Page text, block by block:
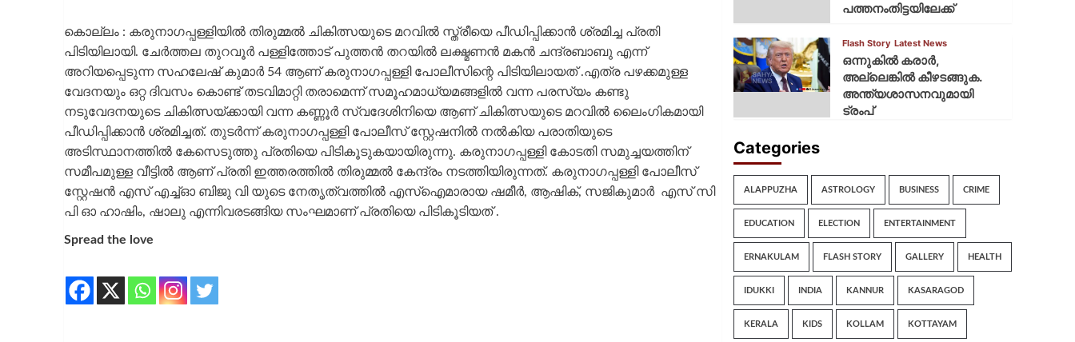
കൊല്ലം : കരുനാഗപ്പള്ളിയിൽ തിരുമ്മൽ ചികിത്സയുടെ മറവിൽ സ്ത്രീയെ പീഡിപ്പിക്കാൻ ശ്രമിച്ച പ്രതി
പിടിയിലായി. ചേർത്തല തുറവൂർ പള്ളിത്തോട് പുത്തൻ തറയിൽ ലക്ഷ്മണൻ മകൻ ചന്ദ്രബാബു എന്ന്
അറിയപ്പെടുന്ന സഹലേഷ് കുമാർ 54 ആണ് കരുനാഗപ്പള്ളി പോലീസിന്റെ പിടിയിലായത് .എത്ര പഴക്കമുള്ള
വേദനയും ഒറ്റ ദിവസം കൊണ്ട് തടവിമാറ്റി തരാമെന്ന് സമൂഹമാധ്യമങ്ങളിൽ വന്ന പരസ്യം കണ്ടു
നടുവേദനയുടെ ചികിത്സയ്ക്കായി വന്ന കണ്ണൂർ സ്വദേശിനിയെ ആണ് ചികിത്സയുടെ മറവിൽ ലൈംഗികമായി
പീഡിപ്പിക്കാൻ ശ്രമിച്ചത്. തുടർന്ന് കരുനാഗപ്പള്ളി പോലീസ് സ്റ്റേഷനിൽ നൽകിയ പരാതിയുടെ
അടിസ്ഥാനത്തിൽ കേസെടുത്തു പ്രതിയെ പിടികൂടുകയായിരുന്നു. കരുനാഗപ്പള്ളി കോടതി സമുച്ചയത്തിന്
സമീപമുള്ള വീട്ടിൽ ആണ് പ്രതി ഇത്തരത്തിൽ തിരുമ്മൽ കേന്ദ്രം നടത്തിയിരുന്നത്. കരുനാഗപ്പള്ളി പോലീസ്
സ്റ്റേഷൻ എസ് എച്ച്ഓ ബിജു വി യുടെ നേതൃത്വത്തിൽ എസ്ഐമാരായ ഷമീർ, ആഷിക്, സജികുമാർ എസ് സി
പി ഓ ഹാഷിം, ഷാലു എന്നിവരടങ്ങിയ സംഘമാണ് പ്രതിയെ പിടികൂടിയത് .
Spread the love
പത്തനംതിട്ടയിലേക്ക്
Flash Story Latest News
ഒന്നുകില്‍ കരാര്‍,
അല്ലെങ്കില്‍ കീഴടങ്ങുക.
അന്ത്യശാസനവുമായി
ട്രംപ്
Categories
ALAPPUZHA ASTROLOGY BUSINESS CRIME
EDUCATION ELECTION ENTERTAINMENT
ERNAKULAM FLASH STORY GALLERY HEALTH
IDUKKI INDIA KANNUR KASARAGOD
KERALA KIDS KOLLAM KOTTAYAM